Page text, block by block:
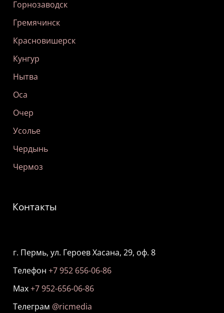
Горнозаводск
Гремячинск
Красновишерск
Кунгур
Нытва
Оса
Очер
Усолье
Чердынь
Чермоз
Контакты
г. Пермь, ул. Героев Хасана, 29, оф. 8
Телефон +7 952 656-06-86
Мах+7 952-656-06-86
Телеграм @ricmedia